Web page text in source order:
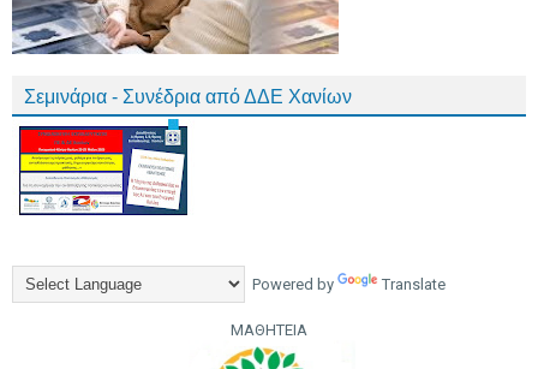
Σεμινάρια - Συνέδρια από ΔΔΕ Χανίων
Powered by Translate
ΜΑΘΗΤΕΙΑ